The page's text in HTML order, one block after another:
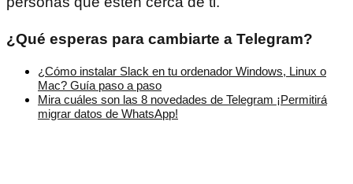
¿Qué esperas para cambiarte a Telegram?
¿Cómo instalar Slack en tu ordenador Windows, Linux o
Mac? Guía paso a paso
Mira cuáles son las 8 novedades de Telegram ¡Permitirá
migrar datos de WhatsApp!